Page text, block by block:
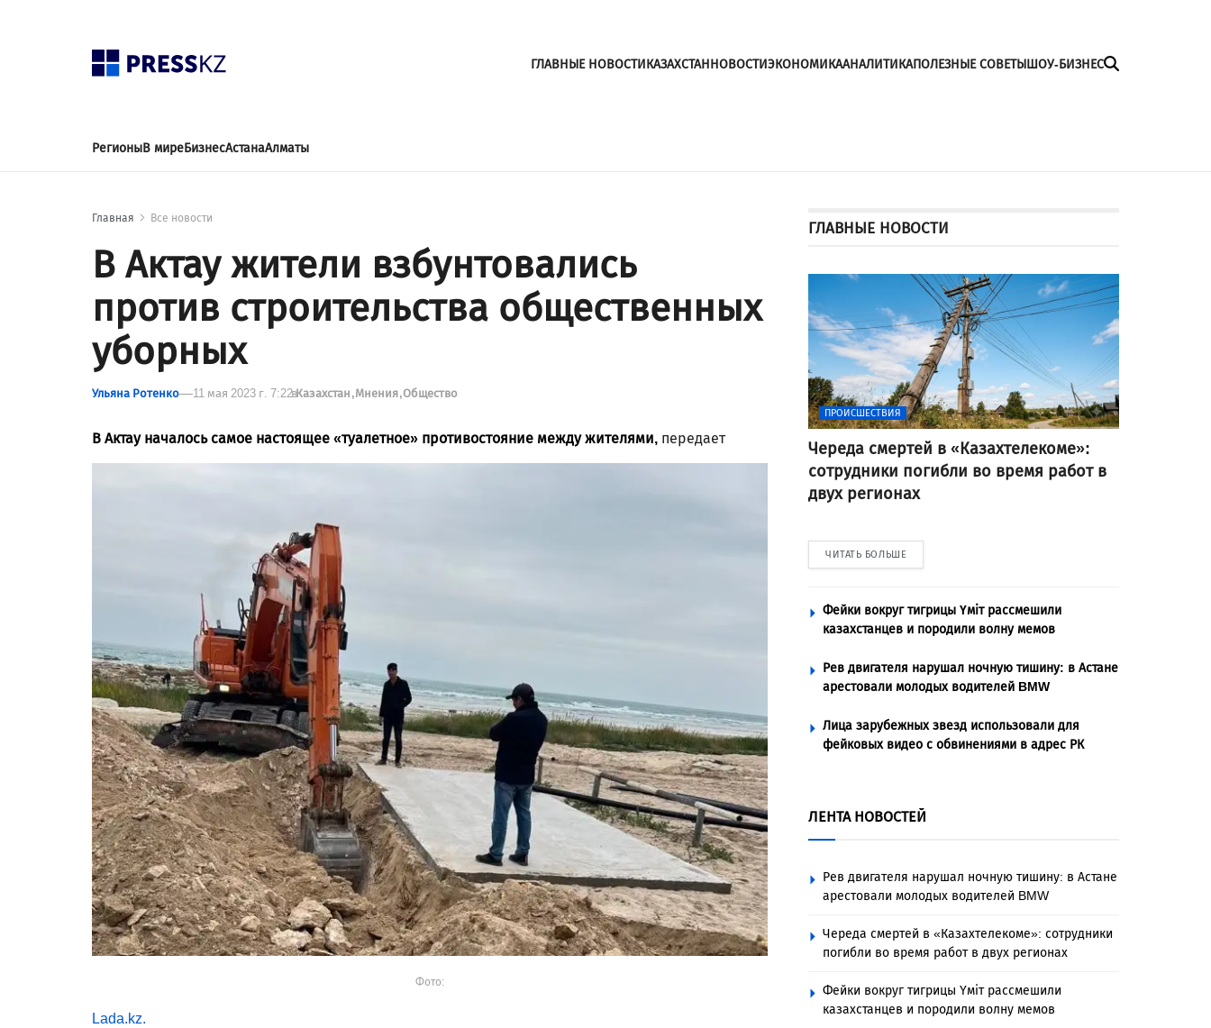
ГЛАВНЫЕ НОВОСТИКАЗАХСТАННОВОСТИЭКОНОМИКААНАЛИТИКАПОЛЕЗНЫЕ СОВЕТЫШОУ-БИЗНЕС
РегионыВ миреБизнесАстанаАлматы
Главная Все новости
В Актау жители взбунтовались
против строительства общественных
уборных
Ульяна Ротенко 11 мая 2023 г. 7:22вКазахстан МненияОбщество
В Актау началось самое настоящее «туалетное» противостояние между жителями, передает
Фото:
Lada.kz.
ГЛАВНЫЕ НОВОСТИ
ПРОИСШЕСТВИЯ
Череда смертей в «Казахтелекоме»:
сотрудники погибли во время работ в
двух регионах
ЧИТАТЬ БОЛЬШЕ
Фейки вокруг тигрицы Үміт рассмешили
казахстанцев и породили волну мемов
Рев двигателя нарушал ночную тишину: в Астане
арестовали молодых водителей BMW
Лица зарубежных звезд использовали для
фейковых видео с обвинениями в адрес РК
ЛЕНТА НОВОСТЕЙ
Рев двигателя нарушал ночную тишину: в Астане
арестовали молодых водителей BMW
Череда смертей в «Казахтелекоме»: сотрудники
погибли во время работ в двух регионах
Фейки вокруг тигрицы Үміт рассмешили
казахстанцев и породили волну мемов